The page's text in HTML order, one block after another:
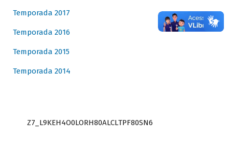
Temporada 2017
Temporada 2016
Temporada 2015
Temporada 2014
Z7_L9KEH4O0LORH80ALCLTPF80SN6